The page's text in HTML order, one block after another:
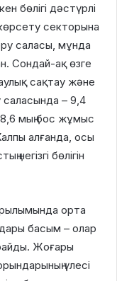
бөлігі дәстүрлі
секторына
саласы, мұнда
Сондай-ақ өзге
сақтау және
саласында – 9,4
8,6 мың бос жұмыс
алғанда, осы
негізгі бөлігін
орта
басым – олар
Жоғары
үлесі